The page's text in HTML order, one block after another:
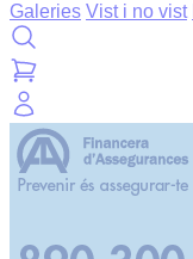
Galeries Vist i no vist